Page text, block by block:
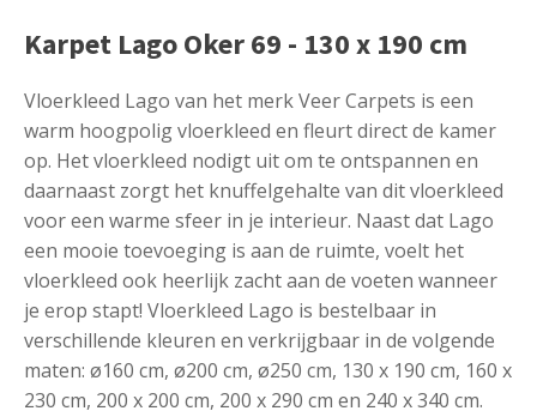
Karpet Lago Oker 69 - 130 x 190 cm
Vloerkleed Lago van het merk Veer Carpets is een
warm hoogpolig vloerkleed en fleurt direct de kamer
op. Het vloerkleed nodigt uit om te ontspannen en
daarnaast zorgt het knuffelgehalte van dit vloerkleed
voor een warme sfeer in je interieur. Naast dat Lago
een mooie toevoeging is aan de ruimte, voelt het
vloerkleed ook heerlijk zacht aan de voeten wanneer
je erop stapt!‌ Vloerkleed Lago is bestelbaar in
verschillende kleuren en verkrijgbaar in de volgende
maten: ø160 cm, ø200 cm, ø250 cm, 130 x 190 cm, 160 x
230 cm, 200 x 200 cm, 200 x 290 cm en 240 x 340 cm.